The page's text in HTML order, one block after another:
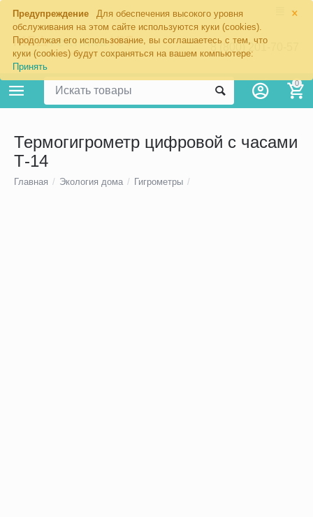
×
Предупреждение
Для обеспечения высокого уровня
обслуживания на этом сайте используются куки (cookies).
Продолжая его использование, вы соглашаетесь с тем, что
куки (cookies) будут сохраняться на вашем компьютере:
Принять
8 (800) 201-70-57
0
Термогигрометр цифровой с часами
Т-14
Главная / Экология дома / Гигрометры /